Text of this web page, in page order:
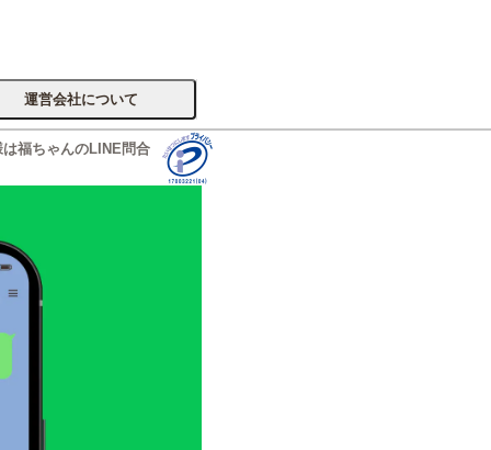
福ちゃんのLINE問合
運営会社について
イトへ